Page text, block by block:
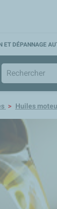
ET DÉPANNAGE
Huiles